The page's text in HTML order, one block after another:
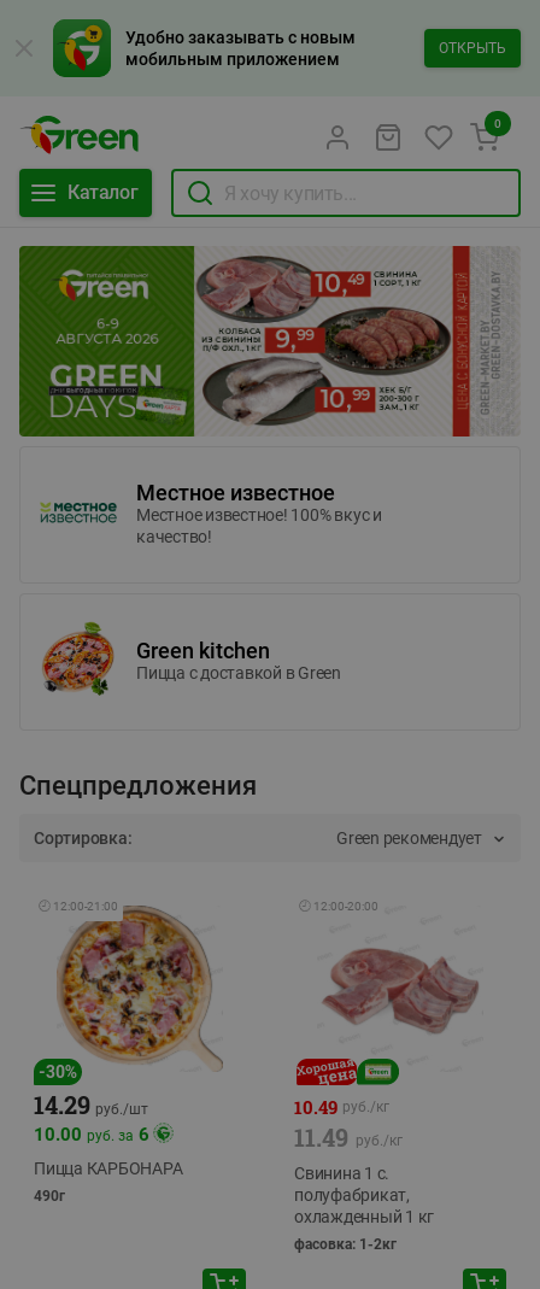
Удобно заказывать с новым
мобильным приложением
ОТКРЫТЬ
Каталог
0
Местное известное
Местное известное! 100% вкус и
качество!
Green kitchen
Пицца c доставкой в Green
Спецпредложения
Сортировка: Green рекомендует
🕘 12:00-21:00
-30%
14.29 руб./шт
10.00 руб. за 6
Пицца КАРБОНАРА
490г
🕘 12:00-20:00
10.49 руб./кг
11.49 руб./кг
Свинина 1 с.
полуфабрикат,
охлажденный 1 кг
фасовка: 1-2кг